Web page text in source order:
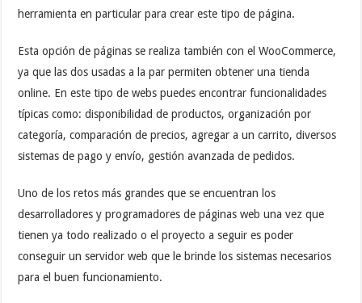
herramienta en particular para crear este tipo de página.
Esta opción de páginas se realiza también con el WooCommerce,
ya que las dos usadas a la par permiten obtener una tienda
online. En este tipo de webs puedes encontrar funcionalidades
típicas como: disponibilidad de productos, organización por
categoría, comparación de precios, agregar a un carrito, diversos
sistemas de pago y envío, gestión avanzada de pedidos.
Uno de los retos más grandes que se encuentran los
desarrolladores y programadores de páginas web una vez que
tienen ya todo realizado o el proyecto a seguir es poder
conseguir un servidor web que le brinde los sistemas necesarios
para el buen funcionamiento.